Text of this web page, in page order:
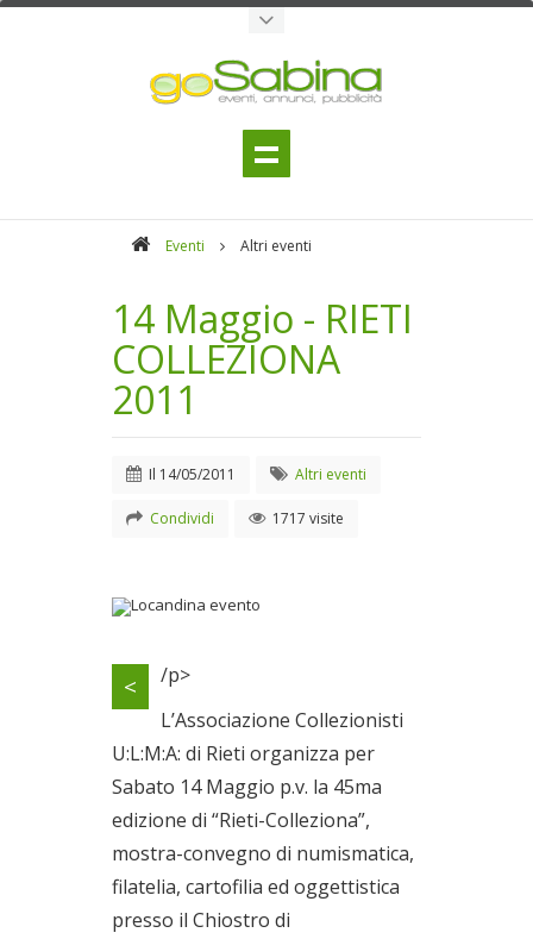
Eventi Altri eventi
14 Maggio - RIETI
COLLEZIONA
2011
Il 14/05/2011 Altri eventi
Condividi 1717 visite
Locandina evento
Il 14/05/2011
<
/p>
L’Associazione Collezionisti
U:L:M:A: di Rieti organizza per
Sabato 14 Maggio p.v. la 45ma
edizione di “Rieti-Colleziona”,
mostra-convegno di numismatica,
filatelia, cartofilia ed oggettistica
presso il Chiostro di